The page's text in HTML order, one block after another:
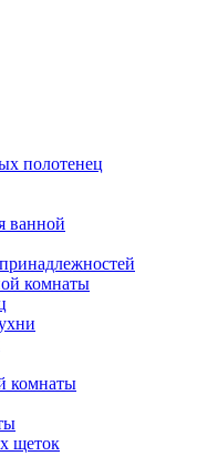
полотенец
ванной
комнаты
комнаты
щеток